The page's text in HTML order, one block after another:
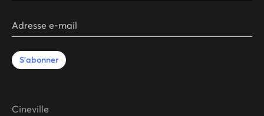
Adresse e-mail
S'abonner
Cineville